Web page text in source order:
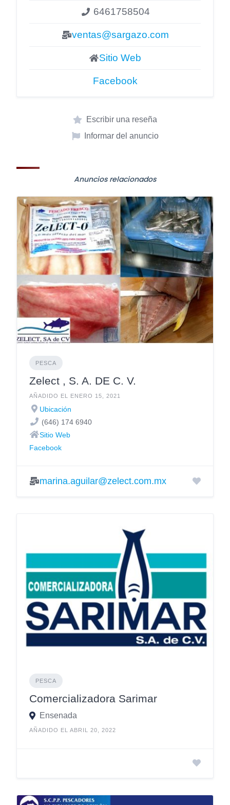
6461758504
ventas@sargazo.com
Sitio Web
Facebook
Escribir una reseña
Informar del anuncio
Anuncios relacionados
PESCA
Zelect , S. A. DE C. V.
AÑADIDO EL ENERO 15, 2021
Ubicación
(646) 174 6940
Sitio Web
Facebook
marina.aguilar@zelect.com.mx
PESCA
Comercializadora Sarimar
Ensenada
AÑADIDO EL ABRIL 20, 2022